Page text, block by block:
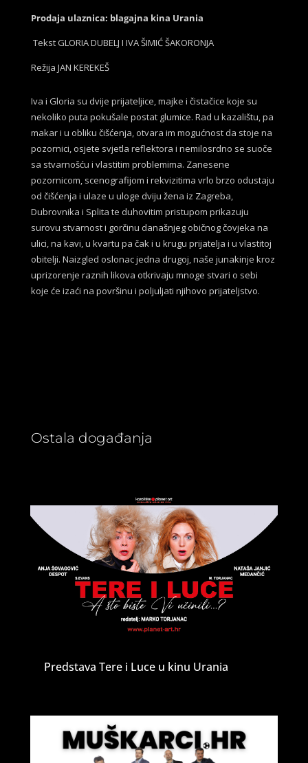
Prodaja ulaznica: blagajna kina Urania
Tekst GLORIA DUBELJ I IVA ŠIMIĆ ŠAKORONJA
Režija JAN KEREKEŠ
Iva i Gloria su dvije prijateljice, majke i čistačice koje su
nekoliko puta pokušale postat glumice. Rad u kazalištu, pa
makar i u obliku čišćenja, otvara im mogućnost da stoje na
pozornici, osjete svjetla reflektora i nemilosrdno se suoče
sa stvarnošću i vlastitim problemima. Zanesene
pozornicom, scenografijom i rekvizitima vrlo brzo odustaju
od čišćenja i ulaze u uloge dviju žena iz Zagreba,
Dubrovnika i Splita te duhovitim pristupom prikazuju
surovu stvarnost i gorčinu današnjeg običnog čovjeka na
ulici, na kavi, u kvartu pa čak i u krugu prijatelja i u vlastitoj
obitelji. Naizgled oslonac jedna drugoj, naše junakinje kroz
uprizorenje raznih likova otkrivaju mnoge stvari o sebi
koje će izaći na površinu i poljuljati njihovo prijateljstvo.
Ostala događanja
Predstava Tere i Luce u kinu Urania